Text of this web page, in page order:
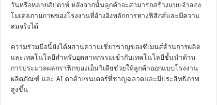
วันหรือหลายสัปดาห์ หลังจากนั้นลูกค้าจะสามารถสร้างแบบจำลอง
โมเดลภายภาพของโรงงานที่อ้างอิงหลักการทางฟิสิกส์และมีความ
สมจริงได้
ความร่วมมือนี้ยังได้ผสานความเชี่ยวชาญของซีเมนส์ด้านการผลิต
และเทคโนโลยีสำหรับอุตสาหกรรมเข้ากับเทคโนโลยีชั้นนำด้าน
การประมวลผลกราฟิกของเอ็นวิเดียช่วยให้ลูกค้าออกแบบโรงงาน
ผลิตภัณฑ์ และ AI ดาต้าเซนเตอร์ที่ชาญฉลาดและมีประสิทธิภาพ
สูงขึ้น